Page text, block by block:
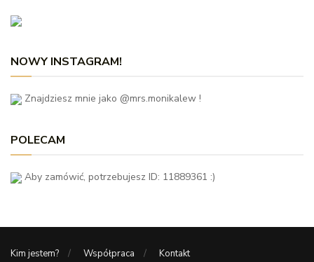
NOWY INSTAGRAM!
Znajdziesz mnie jako @mrs.monikalew !
POLECAM
Aby zamówić, potrzebujesz ID: 11889361 :)
Kim jestem? Współpraca Kontakt